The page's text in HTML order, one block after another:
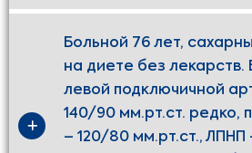
Больной 76 лет,
на диете без лекарств.
левой подключичной
140/90 мм.рт.ст. редко,
– 120/80 мм.рт.ст., ЛПНП